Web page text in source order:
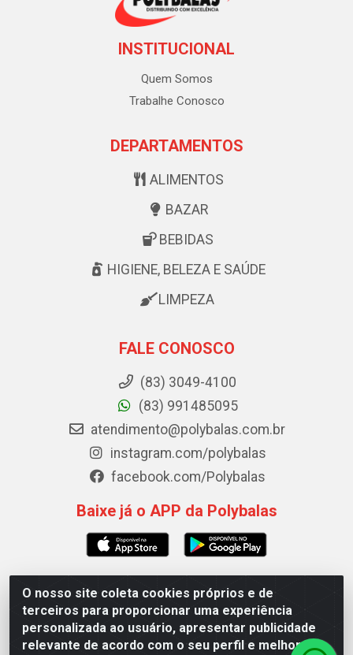
O nosso site coleta cookies próprios e de
terceiros para proporcionar uma experiência
personalizada ao usuário, apresentar publicidade
relevante de acordo com o seu perfil e melhorar a
INSTITUCIONAL
Quem Somos
Trabalhe Conosco
DEPARTAMENTOS
ALIMENTOS
BAZAR
BEBIDAS
HIGIENE, BELEZA E SAÚDE
LIMPEZA
FALE CONOSCO
(83) 3049-4100
(83) 991485095
atendimento@polybalas.com.br
instagram.com/polybalas
facebook.com/Polybalas
Baixe já o APP da Polybalas
Polybalas - Rua João Miguel de Souza, 173 Galpão B -
Ernesto Geisel, João Pessoa/PB - CEP 58.075-075 - CNPJ
00.909.327/0002-61